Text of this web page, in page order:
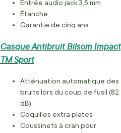
Entrée audio jack 3,5 mm
Étanche
Garantie de cinq ans
Casque Antibruit Bilsom Impact
TM Sport
Atténuation automatique des
bruits lors du coup de fusil (82
dB)
Coquilles extra plates
Coussinets à cran pour